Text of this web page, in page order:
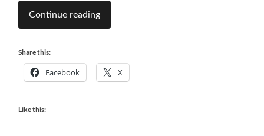
Continue reading
Share this:
Facebook X
Like this: